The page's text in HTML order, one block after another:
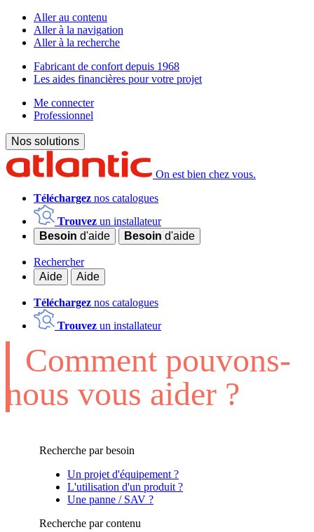
Aller au contenu
Aller à la navigation
Aller à la recherche
Fabricant de confort depuis 1968
Les aides financières pour votre projet
Me connecter
Professionnel
Nos solutions
On est bien chez vous.
Téléchargez nos catalogues
Trouvez un installateur
Besoin d'aide Besoin d'aide
Rechercher
Aide
Aide
Téléchargez nos catalogues
Trouvez un installateur
Comment pouvons-
nous vous aider ?
Recherche par besoin
Un projet d'équipement ?
L'utilisation d'un produit ?
Une panne / SAV ?
Recherche par contenu